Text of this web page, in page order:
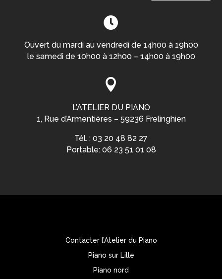

Ouvert du mardi au vendredi de 14h00 à 19h00
le samedi de 10h00 à 12h00 – 14h00 à 19h00

L’ATELIER DU PIANO
1, Rue d’Armentières – 59236 Frelinghien
Tél. : 03 20 48 82 27
Portable: 06 23 51 01 08
Contacter l’Atelier du Piano
Piano sur Lille
Piano nord